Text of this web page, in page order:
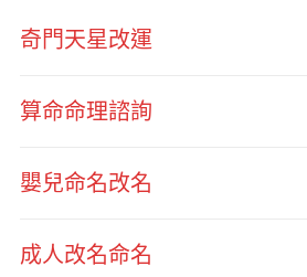
奇門天星改運
算命命理諮詢
嬰兒命名改名
成人改名命名